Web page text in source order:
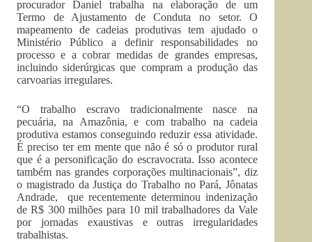
procurador Daniel trabalha na elaboração de um
Termo de Ajustamento de Conduta no setor. O
mapeamento de cadeias produtivas tem ajudado o
Ministério Público a definir responsabilidades no
processo e a cobrar medidas de grandes empresas,
incluindo siderúrgicas que compram a produção das
carvoarias irregulares.
“O trabalho escravo tradicionalmente nasce na
pecuária, na Amazônia, e com trabalho na cadeia
produtiva estamos conseguindo reduzir essa atividade.
É preciso ter em mente que não é só o produtor rural
que é a personificação do escravocrata. Isso acontece
também nas grandes corporações multinacionais”, diz
o magistrado da Justiça do Trabalho no Pará, Jônatas
Andrade, que recentemente determinou indenização
de R$ 300 milhões para 10 mil trabalhadores da Vale
por jornadas exaustivas e outras irregularidades
trabalhistas.